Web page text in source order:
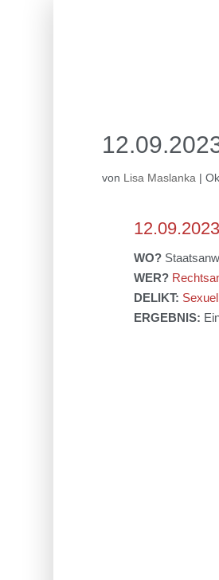
von Lisa Maslanka|
12.09.2023
WO?
WER?
DELIKT:
ERGEBNIS: